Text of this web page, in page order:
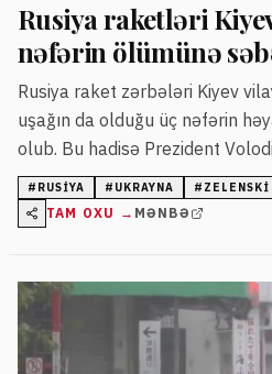
Rusiya raketləri
nəfərin ölümünə
Rusiya raket zərbələri Kiyev
uşağın da olduğu üç nəfərin
olub. Bu hadisə Prezident
ilə yaxın əlaqələri olan
baş verib.
# RUSIYA # UKRAYNA # ZELENSKI
TAM OXU → MƏNBƏ